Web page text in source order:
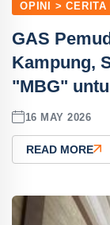
OPINI > CERITA
GAS
Kampung,
"MBG"
16 MAY 2026
READ MORE